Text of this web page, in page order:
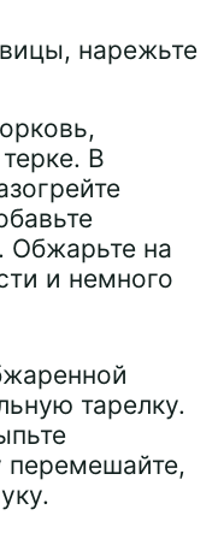
нарежьте
В
Обжарьте на
и немного
тарелку.